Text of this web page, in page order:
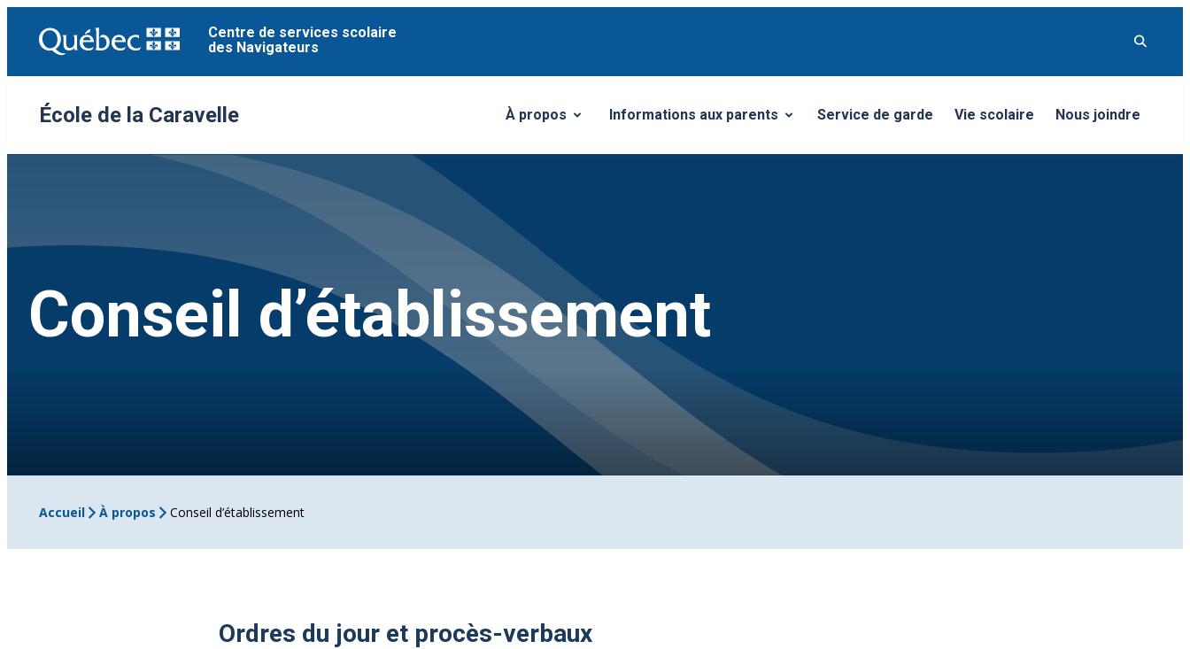
contenu
Centre de services scolaire
des Navigateurs
École de la Caravelle À propos
Ouvrir/Fermer le sous-menuInformations aux parents
Ouvrir/Fermer le sous-menu Service de garde Vie scolaire Nous joindre
Conseil d’établissement
Accueil À propos Conseil d’établissement
Ordres du jour et procès-verbaux